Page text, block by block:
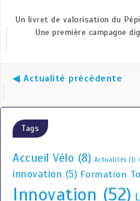
Un livret de valorisation du
Une première campagne
◀ Actualité précédente
Tags
Accueil Vélo (8) Actualités (1)
innovation (5) Formation
Innovation (52)